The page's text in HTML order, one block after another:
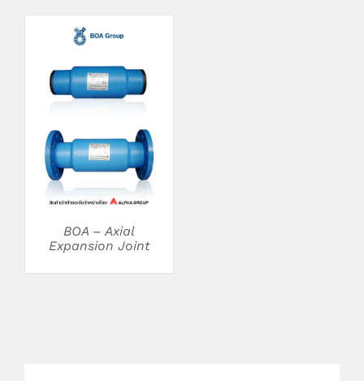
BOA – Axial
Expansion Joint